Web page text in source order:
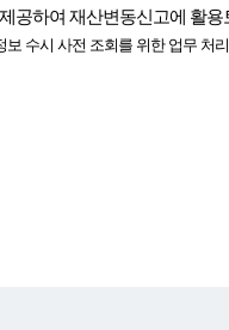
공하여 재산변동신고에 활용
수시 사전 조회를 위한 업무 처